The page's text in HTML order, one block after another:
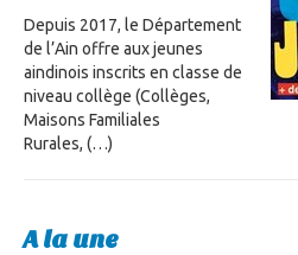
Depuis 2017, le Département
de l’Ain offre aux jeunes
aindinois inscrits en classe de
niveau collège (Collèges,
Maisons Familiales
Rurales, (…)
A la une